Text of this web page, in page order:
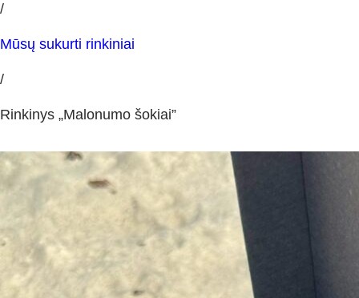
/
Mūsų sukurti rinkiniai
/
Rinkinys „Malonumo šokiai”